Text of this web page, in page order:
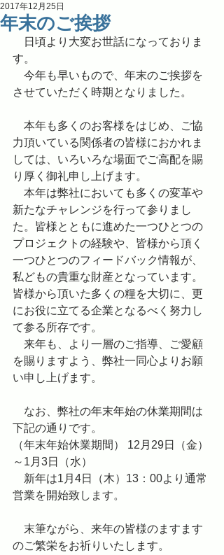
年末のご挨拶
2017年12月25日
日頃より大変お世話になっておりま
す。
今年も早いもので、年末のご挨拶を
させていただく時期となりました。
本年も多くのお客様をはじめ、ご協
力頂いている関係者の皆様におかれま
しては、いろいろな場面でご高配を賜
り厚く御礼申し上げます。
本年は弊社においても多くの変革や
新たなチャレンジを行って参りまし
た。皆様とともに進めた一つひとつの
プロジェクトの経験や、皆様から頂く
一つひとつのフィードバック情報が、
私どもの貴重な財産となっています。
皆様から頂いた多くの糧を大切に、更
にお役に立てる企業となるべく努力し
て参る所存です。
来年も、より一層のご指導、ご愛顧
を賜りますよう、弊社一同心よりお願
い申し上げます。
なお、弊社の年末年始の休業期間は
下記の通りです。
（年末年始休業期間） 12月29日（金）
～1月3日（水）
新年は1月4日（木）13：00より通常
営業を開始致します。
末筆ながら、来年の皆様のますます
のご繁栄をお祈りいたします。